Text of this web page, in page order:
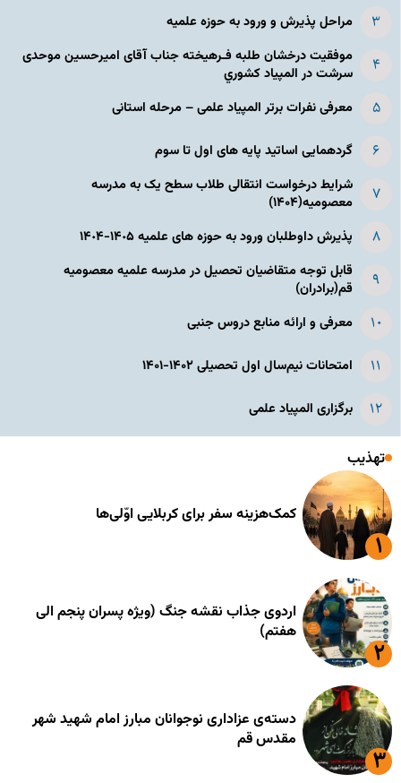
مراحل پذیرش و ورود به حوزه علمیه
موفقیت درخشان طلبه فـرهیخته جناب آقای امیرحسین موحدی
سرشت در المپياد كشوري
معرفی نفرات برتر المپیاد علمی – مرحله استانی
گردهمایی اساتید پایه های اول تا سوم
شرایط درخواست انتقالی طلاب سطح یک به مدرسه
معصومیه(۱۴۰۴)
پذیرش داوطلبان ورود به حوزه های علمیه ١۴٠۵-١۴٠۴
قابل توجه متقاضیان تحصیل در مدرسه علمیه معصومیه
قم(برادران)
معرفی و ارائه منابع دروس جنبی
امتحانات نیم‌سال اول تحصیلی ۱۴۰۲-۱۴۰۱
برگزاری المپیاد علمی
تهذیب
کمک‌هزینه سفر برای کربلایی اوّلی‌ها
اردوی جذاب نقشه جنگ (ویژه پسران پنجم الی
هفتم)
دسته‌ی عزاداری نوجوانان مبارز امام شهید شهر
مقدس قم